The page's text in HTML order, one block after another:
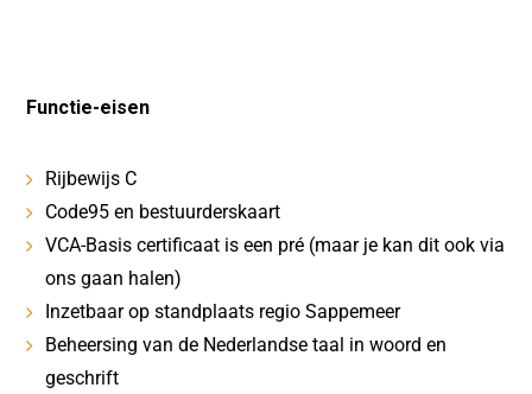
Functie-eisen
Rijbewijs C
Code95 en bestuurderskaart
VCA-Basis certificaat is een pré (maar je kan dit ook via
ons gaan halen)
Inzetbaar op standplaats regio Sappemeer
Beheersing van de Nederlandse taal in woord en
geschrift